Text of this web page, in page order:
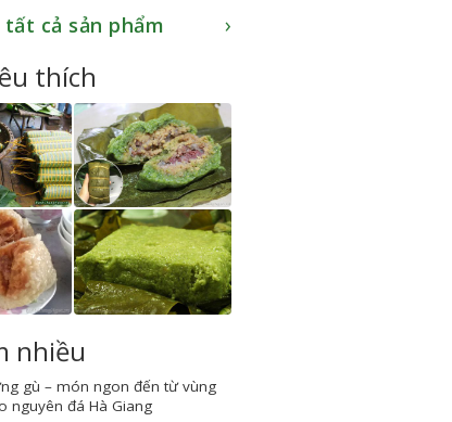
tất cả sản phẩm
thích
nhiều
gù – món ngon đến từ vùng
nguyên đá Hà Giang